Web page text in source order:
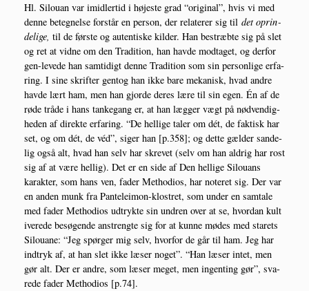
Hl. Silou­an var imid­ler­tid i høje­ste grad “ori­gi­nal”, hvis vi med
den­ne beteg­nel­se for­står en per­son, der rela­te­rer sig til det oprin­
de­li­ge, til de før­ste og auten­ti­ske kil­der. Han bestræb­te sig på slet
og ret at vid­ne om den Tra­di­tion, han hav­de mod­ta­get, og der­for
gen-leve­de han sam­ti­digt den­ne Tra­di­tion som sin per­son­li­ge erfa­
ring. I sine skrif­ter gen­tog han ikke bare meka­nisk, hvad andre
hav­de lært ham, men han gjor­de deres lære til sin egen. Én af de
røde trå­de i hans tan­ke­gang er, at han læg­ger vægt på nød­ven­dig­
he­den af direk­te erfa­ring. “De hel­li­ge taler om dét, de fak­tisk har
set, og om dét, de véd”, siger han [p.358]; og det­te gæl­der san­de­
lig også alt, hvad han selv har skre­vet (selv om han aldrig har rost
sig af at være hel­lig). Det er en side af Den hel­li­ge Silou­ans
karak­ter, som hans ven, fader Met­ho­dios, har note­ret sig. Der var
en anden munk fra Pan­te­lei­mon-klo­stret, som under en sam­ta­le
med fader Met­ho­dios udtryk­te sin undren over at se, hvor­dan kul­t
i­ve­re­de besø­gen­de anstreng­te sig for at kun­ne mødes med sta­rets
Silou­a­ne: “Jeg spør­ger mig selv, hvor­for de går til ham. Jeg har
ind­tryk af, at han slet ikke læser noget”. “Han læser intet, men
gør alt. Der er andre, som læser meget, men ingen­ting gør”, sva­
re­de fader Met­ho­dios [p.74].